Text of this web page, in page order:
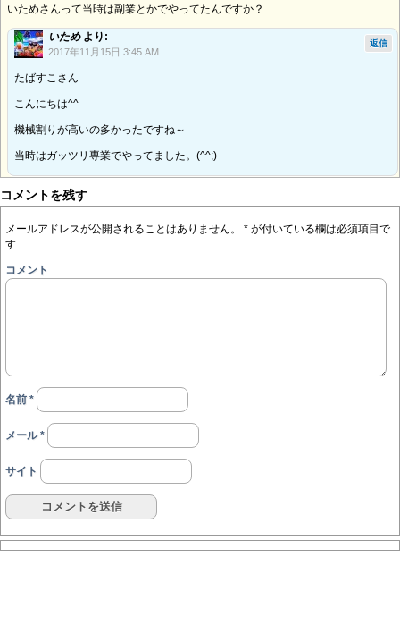
いためさんって当時は副業とかでやってたんですか？
いため より:
2017年11月15日 3:45 AM
たばすこさん
こんにちは^^
機械割りが高いの多かったですね～
当時はガッツリ専業でやってました。(^^;)
返信
コメントを残す
メールアドレスが公開されることはありません。 * が付いている欄は必須項目で
す
コメント
名前 *
メール*
サイト